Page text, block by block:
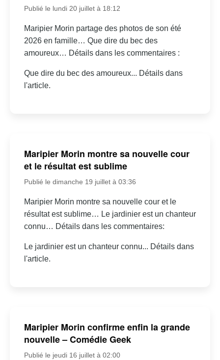
Publié le lundi 20 juillet à 18:12
Maripier Morin partage des photos de son été
2026 en famille… Que dire du bec des
amoureux… Détails dans les commentaires :
Que dire du bec des amoureux... Détails dans
l'article.
Maripier Morin montre sa nouvelle cour
et le résultat est sublime
Publié le dimanche 19 juillet à 03:36
Maripier Morin montre sa nouvelle cour et le
résultat est sublime… Le jardinier est un chanteur
connu… Détails dans les commentaires:
Le jardinier est un chanteur connu... Détails dans
l'article.
Maripier Morin confirme enfin la grande
nouvelle – Comédie Geek
Publié le jeudi 16 juillet à 02:00